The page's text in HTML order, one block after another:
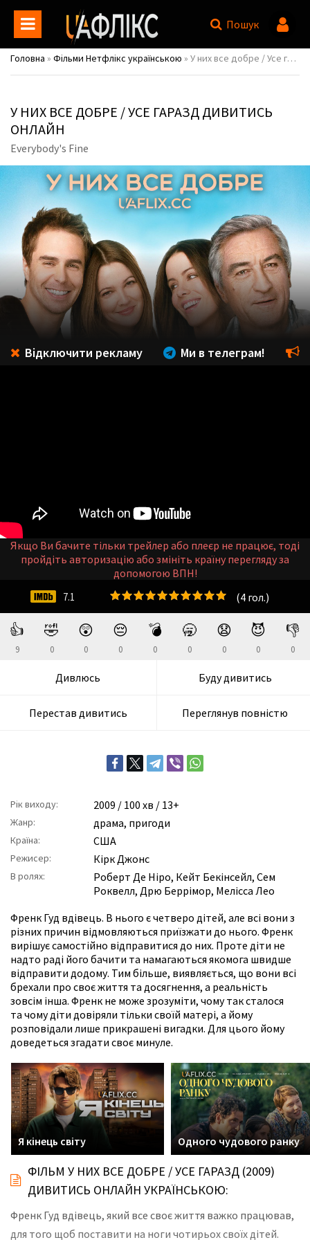
Пошук
Головна » Фільми Нетфлікс українською » У них все добре / Усе гаразд / Everybody's Fine
У НИХ ВСЕ ДОБРЕ / УСЕ ГАРАЗД ДИВИТИСЬ
ОНЛАЙН
Everybody's Fine
👍
9
🤣
0
😲
0
😔
0
💣
0
🥱
0
😧
0
😈
0
👎
0
Дивлюсь Буду дивитись
Перестав дивитись Переглянув повністю
Рік виходу: 2009 / 100 хв / 13+
Жанр: драма, пригоди
Країна: США
Режисер: Кірк Джонс
В ролях: Роберт Де Ніро, Кейт Бекінсейл, Сем
Роквелл, Дрю Беррімор, Мелісса Лео
Френк Гуд вдівець. В нього є четверо дітей, але всі вони з
різних причин відмовляються приїзжати до нього. Френк
вирішує самостійно відправитися до них. Проте діти не
надто раді його бачити та намагаються якомога швидше
відправити додому. Тим більше, виявляється, що вони всі
брехали про своє життя та досягнення, а реальність
зовсім інша. Френк не може зрозуміти, чому так сталося
та чому діти довіряли тільки своїй матері, а йому
розповідали лише прикрашені вигадки. Для цього йому
доведеться згадати своє минуле.
(4гол.)
7.1
Відключити рекламу Ми в телеграм!
Якщо Ви бачите тільки трейлер або плеєр не працює, тоді
пройдіть авторизацію або змініть країну перегляду за
допомогою ВПН!
Я кінець світу Одного чудового ранку
ФІЛЬМ У НИХ ВСЕ ДОБРЕ / УСЕ ГАРАЗД (2009)
ДИВИТИСЬ ОНЛАЙН УКРАЇНСЬКОЮ:
Френк Гуд вдівець, який все своє життя важко працював,
для того щоб поставити на ноги чотирьох своїх дітей.